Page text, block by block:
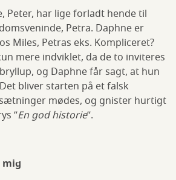
Peter, har lige forladt hende til
Petra. Daphne er
Miles, Petras eks. Kompliceret?
mere indviklet, da de to inviteres
og Daphne får sagt, at hun
bliver starten på et falsk
mødes, og gnister hurtigt
”En god historie”.